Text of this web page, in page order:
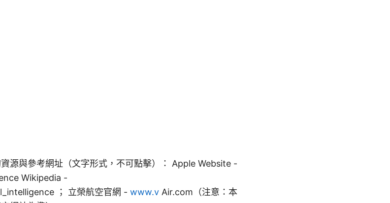
源與參考網址（文字形式，不可點擊）： Apple Website -
Wikipedia -
； 立榮航空官網 - www.v Air.com（注意：本